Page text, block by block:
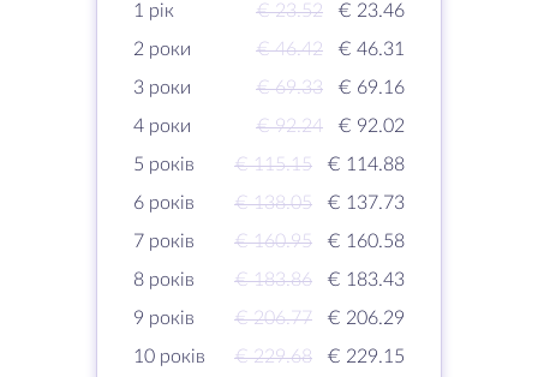
1 рік € 23.52
€ 23.46
2 роки
€ 46.42
€ 46.31
3 роки
€ 69.33
€ 69.16
4 роки
€ 92.24
€ 92.02
5 років
€ 115.15
€ 114.88
6 років
€ 138.05
€ 137.73
7 років
€ 160.95
€ 160.58
8 років
€ 183.86
€ 183.43
9 років
€ 206.77
€ 206.29
10 років
€ 229.68 € 229.15